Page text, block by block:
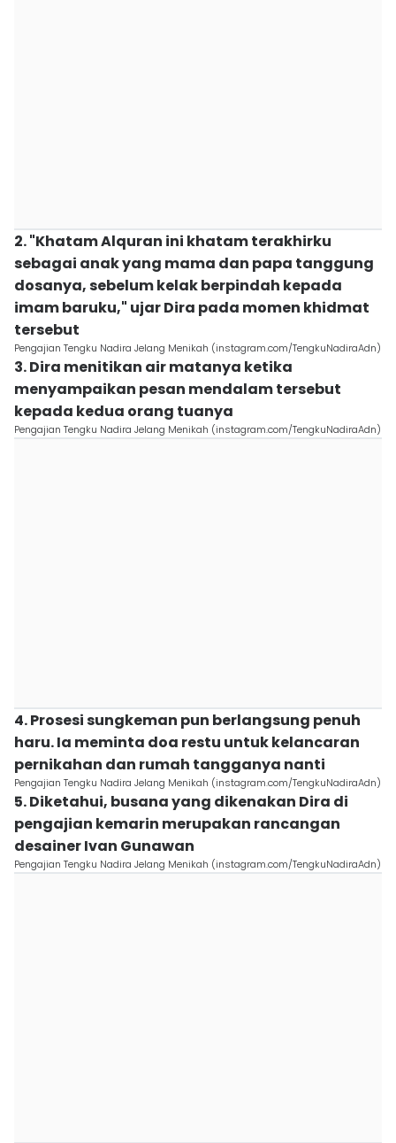
2. "Khatam Alquran ini khatam terakhirku
sebagai anak yang mama dan papa tanggung
dosanya, sebelum kelak berpindah kepada
imam baruku," ujar Dira pada momen khidmat
tersebut
Pengajian Tengku Nadira Jelang Menikah (instagram.com/TengkuNadiraAdn)
3. Dira menitikan air matanya ketika
menyampaikan pesan mendalam tersebut
kepada kedua orang tuanya
Pengajian Tengku Nadira Jelang Menikah (instagram.com/TengkuNadiraAdn)
4. Prosesi sungkeman pun berlangsung penuh
haru. Ia meminta doa restu untuk kelancaran
pernikahan dan rumah tangganya nanti
Pengajian Tengku Nadira Jelang Menikah (instagram.com/TengkuNadiraAdn)
5. Diketahui, busana yang dikenakan Dira di
pengajian kemarin merupakan rancangan
desainer Ivan Gunawan
Pengajian Tengku Nadira Jelang Menikah (instagram.com/TengkuNadiraAdn)